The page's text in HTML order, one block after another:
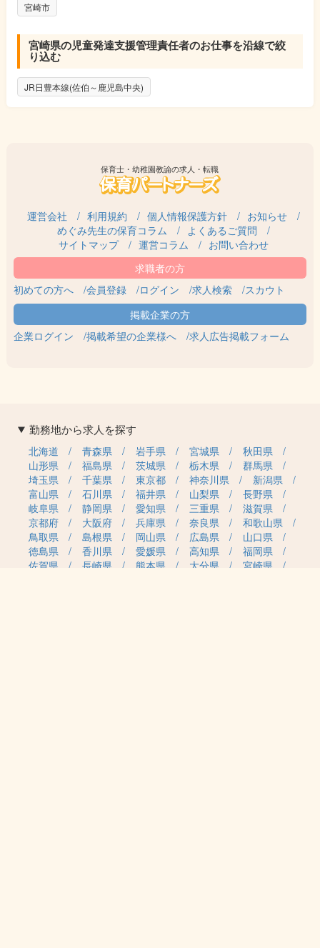
宮崎市
宮崎県の児童発達支援管理責任者のお仕事を沿線で絞
り込む
JR日豊本線(佐伯～鹿児島中央)
保育士・幼稚園教諭の求人・転職
運営会社 利用規約 個人情報保護方針
お知らせ
めぐみ先生の保育コラム
よくあるご質問
サイトマップ
運営コラム お問い合わせ
初めての方へ 会員登録 ログイン 求人検索 スカウト
企業ログイン 掲載希望の企業様へ 求人広告掲載フォーム
勤務地から求人を探す
北海道 青森県 岩手県 宮城県
秋田県
山形県
福島県 茨城県 栃木県
群馬県
埼玉県
千葉県 東京都 神奈川県
新潟県
富山県
石川県 福井県 山梨県
長野県
岐阜県
静岡県 愛知県 三重県
滋賀県
京都府
大阪府 兵庫県 奈良県
和歌山県
鳥取県
島根県 岡山県 広島県
山口県
徳島県
香川県 愛媛県 高知県
福岡県
佐賀県
長崎県 熊本県 大分県
宮崎県